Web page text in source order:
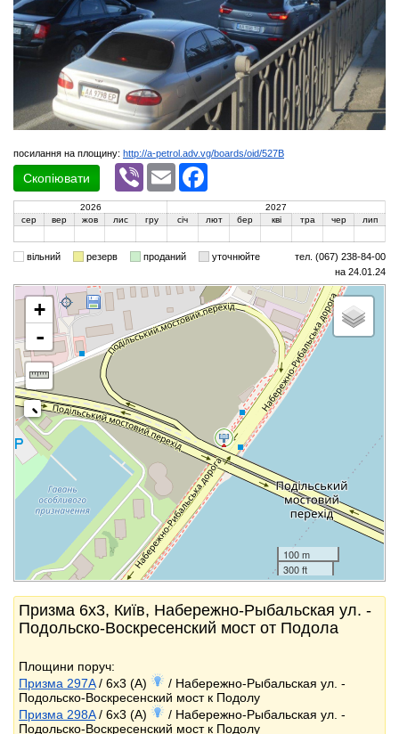
посилання на площину: http://a-petrol.adv.vg/boards/oid/527B
Скопіювати
Viber Email
2026
2027
сер
вер жов лис гру січ лют бер кві тра чер лип
вільний резерв проданий уточнюйте
тел. (067) 238-84-00
на 24.01.24
+
-
100 m
300 ft
Призма 6x3, Київ, Набережно-Рыбальская ул. -
Подольско-Воскресенский мост от Подола
Площини поруч:
Призма 297A/ 6x3 (A)
/ Набережно-Рыбальская ул. -
Подольско-Воскресенский мост к Подолу
Призма 298A/ 6x3 (A)
/ Набережно-Рыбальская ул. -
Подольско-Воскресенский мост к Подолу